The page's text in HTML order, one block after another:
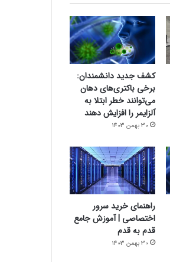
کشف جدید دانشمندان:
برخی باکتری‌های دهان
می‌توانند خطر ابتلا به
آلزایمر را افزایش دهند
30 بهمن 1403
راهنمای خرید سرور
اختصاصی | آموزش جامع
قدم به قدم
30 بهمن 1403